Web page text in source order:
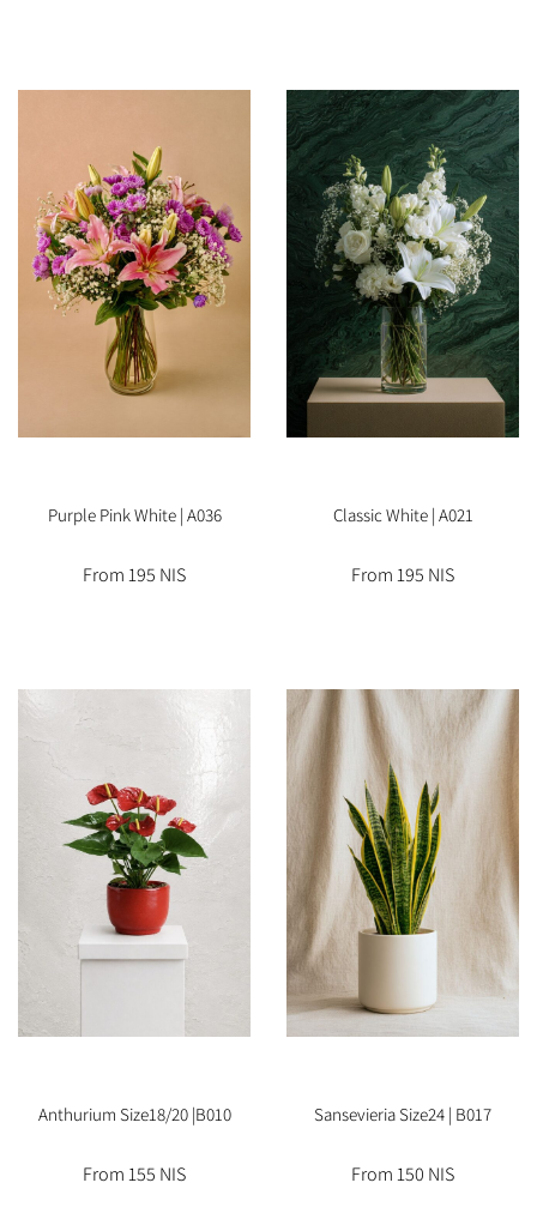
Classic White | A021
From 195 NIS
Purple Pink White | A036
From 195 NIS
Sansevieria Size24 | B017
From 150 NIS
Anthurium Size18/20 |B010
From 155 NIS